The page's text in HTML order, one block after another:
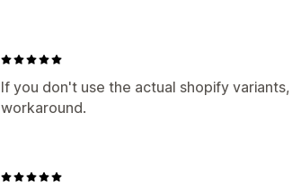
If you don't use the actual shopify
workaround.